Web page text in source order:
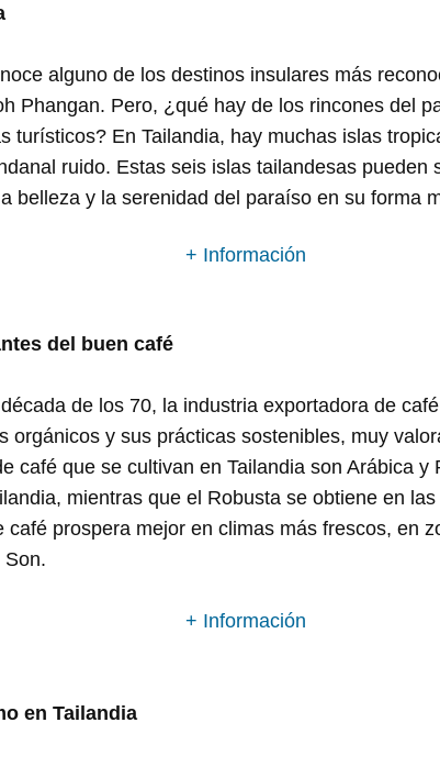
alguno de los destinos insulares más
Phangan. Pero, ¿qué hay de los rincones del
turísticos? En Tailandia, hay muchas islas
ruido. Estas seis islas tailandesas pueden
belleza y la serenidad del paraíso en su forma
+ Información
del buen café
de los 70, la industria exportadora de
orgánicos y sus prácticas sostenibles, muy
café que se cultivan en Tailandia son Arábica y
mientras que el Robusta se obtiene en
café prospera mejor en climas más frescos, en
Son.
+ Información
en Tailandia